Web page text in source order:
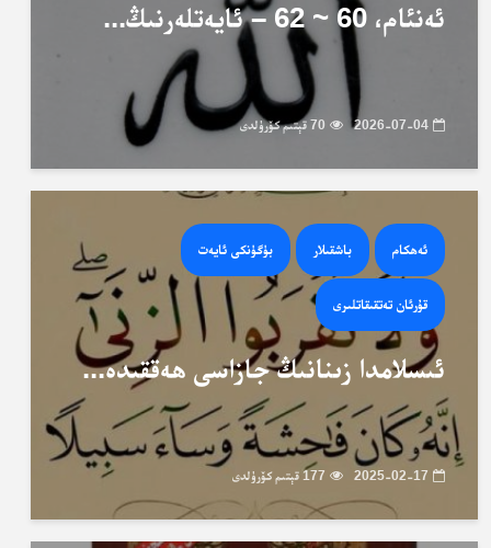
ئەنئام، 60 ~ 62 – ئايەتلەرنىڭ...
2026-07-04 70 قېتىم كۆرۈلدى
ئەھكام باشقىلار بۈگۈنكى ئايەت
قۇرئان تەتقىقاتلىرى
ئىسلامدا زىنانىڭ جازاسى ھەققىدە...
2025-02-17 177 قېتىم كۆرۈلدى